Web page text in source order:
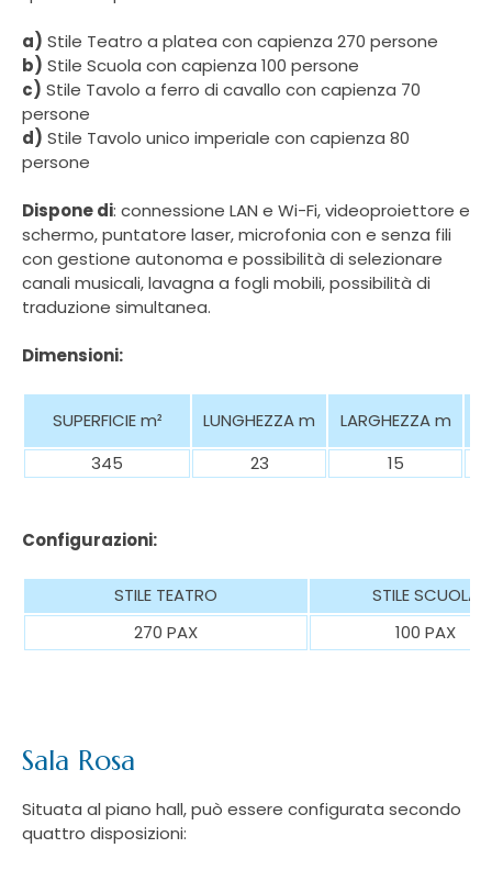
a) Stile Teatro a platea con capienza 270 persone
b) Stile Scuola con capienza 100 persone
c) Stile Tavolo a ferro di cavallo con capienza 70
persone
d) Stile Tavolo unico imperiale con capienza 80
persone
Dispone di: connessione LAN e Wi-Fi, videoproiettore e
schermo, puntatore laser, microfonia con e senza fili
con gestione autonoma e possibilità di selezionare
canali musicali, lavagna a fogli mobili, possibilità di
traduzione simultanea.
Dimensioni:
SUPERFICIEm² LUNGHEZZA m LARGHEZZA m
345
23 15
Configurazioni:
STILE TEATRO
STILE SCUOLA
270 PAX
100 PAX
Sala Rosa
Situata al piano hall, può essere configurata secondo
quattro disposizioni: